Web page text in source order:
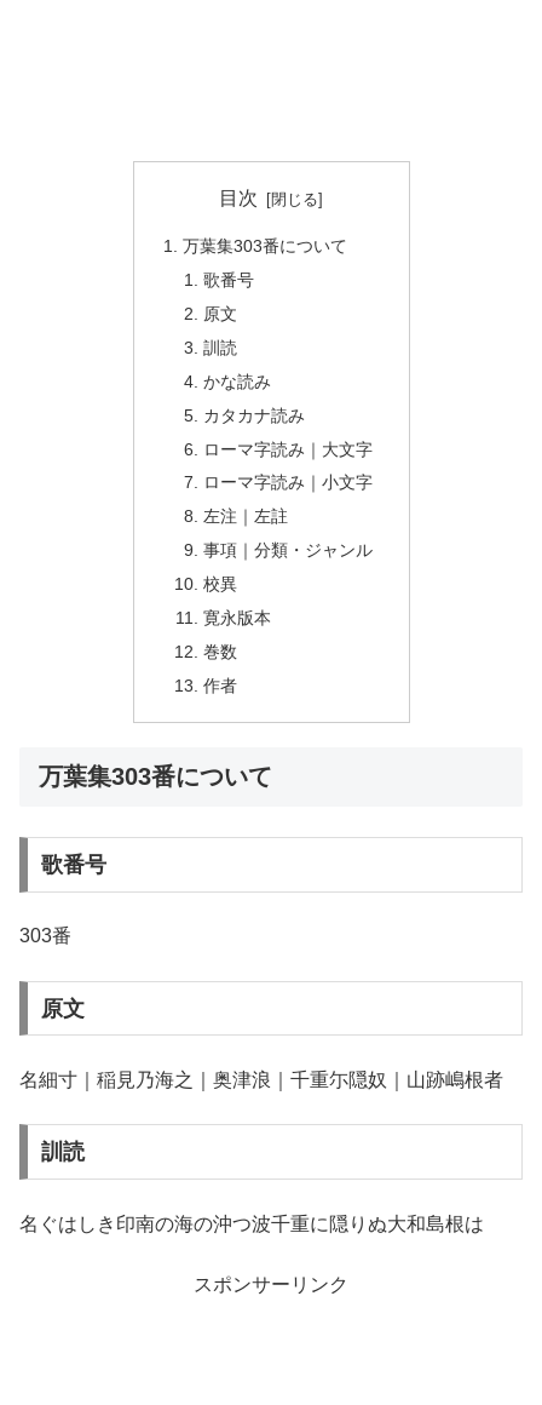
目次
万葉集303番について
歌番号
原文
訓読
かな読み
カタカナ読み
ローマ字読み｜大文字
ローマ字読み｜小文字
左注｜左註
事項｜分類・ジャンル
校異
寛永版本
巻数
作者
万葉集303番について
歌番号
303番
原文
名細寸｜稲見乃海之｜奥津浪｜千重尓隠奴｜山跡嶋根者
訓読
名ぐはしき印南の海の沖つ波千重に隠りぬ大和島根は
スポンサーリンク